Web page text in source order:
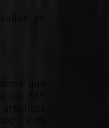
en
que
los 339
19 de